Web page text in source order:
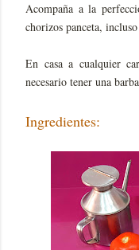
Acompaña a la
chorizos panceta,
En casa a cualquier
necesario tener una
Ingredientes: